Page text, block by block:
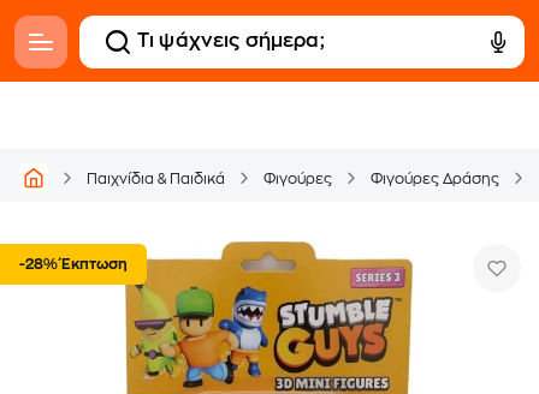
Παιχνίδια & Παιδικά Φιγούρες Φιγούρες Δράσης
-28% Έκπτωση